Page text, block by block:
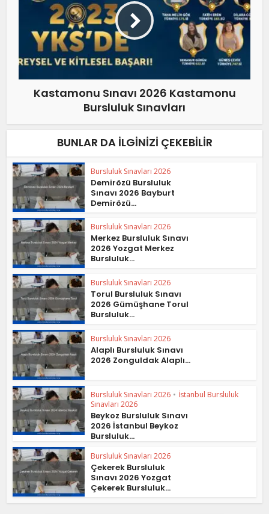
Kastamonu Sınavı 2026 Kastamonu
Bursluluk Sınavları
BUNLAR DA İLGINIZI ÇEKEBILIR
Bursluluk Sınavları 2026
Demirözü Bursluluk
Sınavı 2026 Bayburt
Demirözü...
Bursluluk Sınavları 2026
Merkez Bursluluk Sınavı
2026 Yozgat Merkez
Bursluluk...
Bursluluk Sınavları 2026
Torul Bursluluk Sınavı
2026 Gümüşhane Torul
Bursluluk...
Bursluluk Sınavları 2026
Alaplı Bursluluk Sınavı
2026 Zonguldak Alaplı...
Bursluluk Sınavları 2026 • İstanbul Bursluluk
Sınavları 2026
Beykoz Bursluluk Sınavı
2026 İstanbul Beykoz
Bursluluk...
Bursluluk Sınavları 2026
Çekerek Bursluluk
Sınavı 2026 Yozgat
Çekerek Bursluluk...